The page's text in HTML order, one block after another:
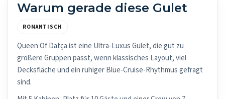
Warum gerade diese Gulet
ROMANTISCH
Queen Of Datça ist eine Ultra-Luxus Gulet, die gut zu
größere Gruppen passt, wenn klassisches Layout, viel
Decksfläche und ein ruhiger Blue-Cruise-Rhythmus gefragt
sind.